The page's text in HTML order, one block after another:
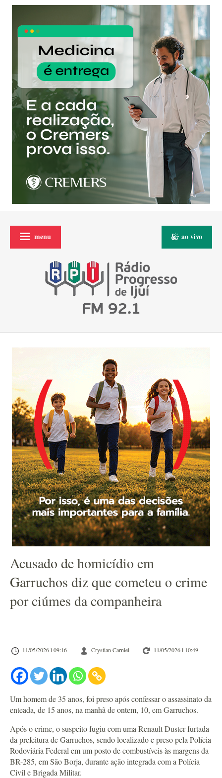
menu ao vivo
Acusado de homicídio em
Garruchos diz que cometeu o crime
por ciúmes da companheira
11/05/2026 l 09:16 Crystian Carniel 11/05/2026 l 10:49
Um homem de 35 anos, foi preso após confessar o assassinato da
enteada, de 15 anos, na manhã de ontem, 10, em Garruchos.
Após o crime, o suspeito fugiu com uma Renault Duster furtada
da prefeitura de Garruchos, sendo localizado e preso pela Polícia
Rodoviária Federal em um posto de combustíveis às margens da
BR-285, em São Borja, durante ação integrada com a Polícia
Civil e Brigada Militar.